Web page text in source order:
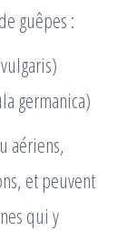
guêpes :
germanica)
aériens,
et peuvent
qui y